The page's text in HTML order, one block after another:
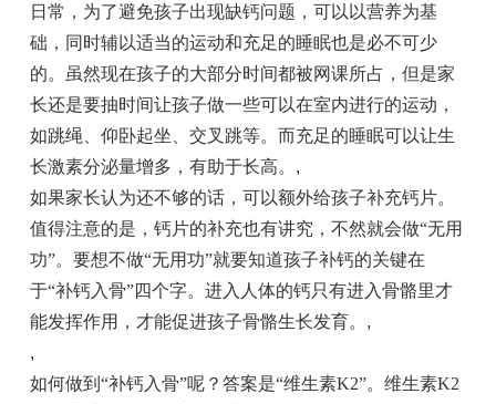
日常，为了避免孩子出现缺钙问题，可以以营养为基
础，同时辅以适当的运动和充足的睡眠也是必不可少
的。虽然现在孩子的大部分时间都被网课所占，但是家
长还是要抽时间让孩子做一些可以在室内进行的运动，
如跳绳、仰卧起坐、交叉跳等。而充足的睡眠可以让生
长激素分泌量增多，有助于长高。 ,
如果家长认为还不够的话，可以额外给孩子补充钙片。
值得注意的是，钙片的补充也有讲究，不然就会做“无用
功”。要想不做“无用功”就要知道孩子补钙的关键在
于“补钙入骨”四个字。进入人体的钙只有进入骨骼里才
能发挥作用，才能促进孩子骨骼生长发育。 ,
,
如何做到“补钙入骨”呢？答案是“维生素K2”。维生素K2